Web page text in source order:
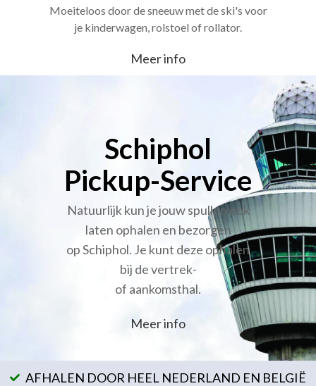
Moeiteloos door de sneeuw met de ski's voor
je kinderwagen, rolstoel of rollator.
Meer info
Schiphol
Pickup-Service
Natuurlijk kun je jouw spullen ook
laten ophalen en bezorgen
op Schiphol. Je kunt deze ophalen
bij de vertrek-
of aankomsthal.
Meer info
AFHALEN DOOR HEEL NEDERLAND EN BELGIË